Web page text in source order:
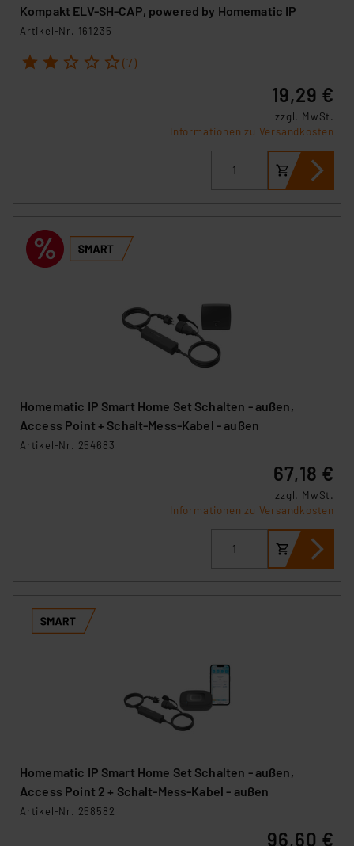
Kompakt ELV-SH-CAP, powered by Homematic IP
Artikel-Nr. 161235
1 2 3 4 5 (7)
19,29 €
zzgl. MwSt.
Informationen zu Versandkosten
Homematic IP Smart Home Set Schalten - außen,
Access Point + Schalt-Mess-Kabel - außen
Artikel-Nr. 254683
67,18 €
zzgl. MwSt.
Informationen zu Versandkosten
Homematic IP Smart Home Set Schalten - außen,
Access Point 2 + Schalt-Mess-Kabel - außen
Artikel-Nr. 258582
96,60 €